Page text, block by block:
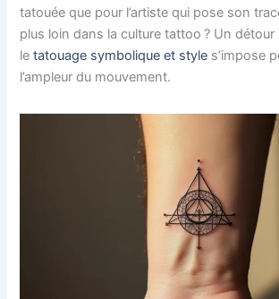
tatouée que pour l’artiste qui pose son
plus loin dans la culture tattoo ? Un
letatouage symbolique et style s’impose
l’ampleur du mouvement.